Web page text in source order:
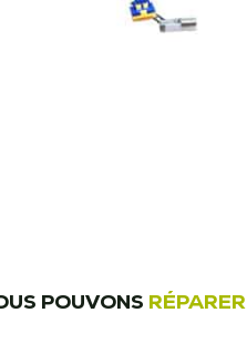
POUVONS RÉPARER